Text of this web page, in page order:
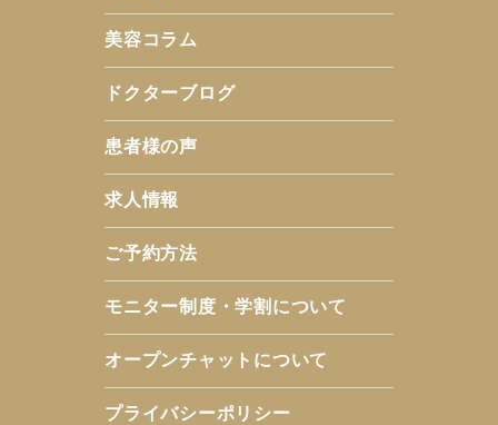
美容コラム
ドクターブログ
患者様の声
求人情報
ご予約方法
モニター制度・学割について
オープンチャットについて
プライバシーポリシー